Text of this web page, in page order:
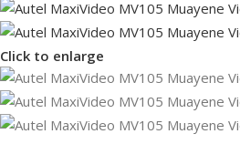
Click to enlarge